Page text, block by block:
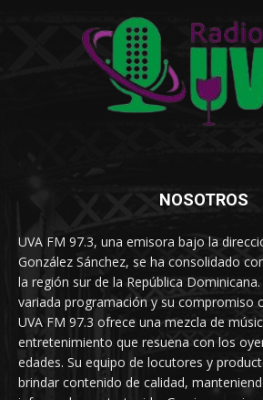
NOSOTROS
UVA FM 97.3, una emisora bajo la
González Sánchez, se ha consolidado
la región sur de la República
variada programación y su compromiso
UVA FM 97.3 ofrece una mezcla de
entretenimiento que resuena con los
edades. Su equipo de locutores y
brindar contenido de calidad,